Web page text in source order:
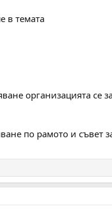
в темата
организацията
по рамото и съвет